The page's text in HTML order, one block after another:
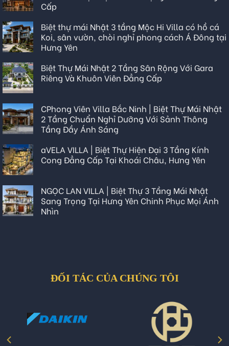
Cấp
Biệt thự mái Nhật 3 tầng Mộc Hi Villa có hồ cá
Koi, sân vườn, chòi nghỉ phong cách Á Đông tại
Hưng Yên
Biệt Thự Mái Nhật 2 Tầng Sân Rộng Với Gara
Riêng Và Khuôn Viên Đẳng Cấp
CPhong Viên Villa Bắc Ninh | Biệt Thự Mái Nhật
2 Tầng Chuẩn Nghỉ Dưỡng Với Sảnh Thông
Tầng Đầy Ánh Sáng
aVELA VILLA | Biệt Thự Hiện Đại 3 Tầng Kính
Cong Đẳng Cấp Tại Khoái Châu, Hưng Yên
NGỌC LAN VILLA | Biệt Thự 3 Tầng Mái Nhật
Sang Trọng Tại Hưng Yên Chinh Phục Mọi Ánh
Nhìn
ĐỐI TÁC CỦA CHÚNG TÔI